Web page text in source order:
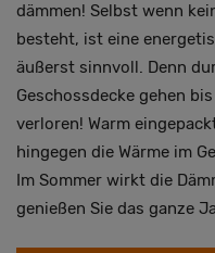
dämmen! Selbst wenn
besteht, ist eine
äußerst sinnvoll. Denn
Geschossdecke gehen
verloren! Warm
hingegen die Wärme im
Im Sommer wirkt die
genießen Sie das ganze